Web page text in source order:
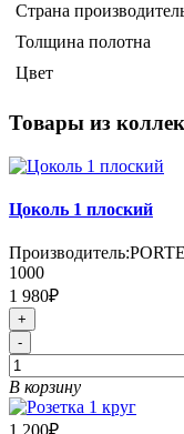
Страна
Толщина полотна
Цвет
Товары из
Цоколь 1 плоский
Производитель:
1000
1 980₽
+
-
В корзину
1 200₽